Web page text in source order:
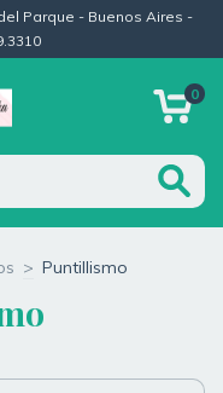
Parque - Buenos Aires -
0
> Puntillismo